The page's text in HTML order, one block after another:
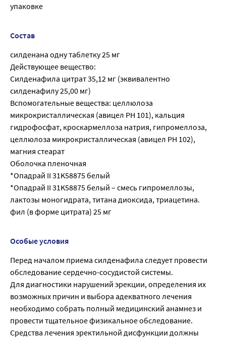
упаковке
Состав
силденана одну таблетку 25 мг
Действующее вещество:
Силденафила цитрат 35,12 мг (эквивалентно
силденафилу 25,00 мг)
Вспомогательные вещества: целлюлоза
микрокристаллическая (авицел РН 101), кальция
гидрофосфат, кроскармеллоза натрия, гипромеллоза,
целлюлоза микрокристаллическая (авицел РН 102),
магния стеарат
Оболочка пленочная
*Опадрай II 31K58875 белый
*Опадрай II 31K58875 белый – смесь гипромеллозы,
лактозы моногидрата, титана диоксида, триацетина.
фил (в форме цитрата) 25 мг
Особые условия
Перед началом приема силденафила следует провести
обследование сердечно-сосудистой системы.
Для диагностики нарушений эрекции, определения их
возможных причин и выбора адекватного лечения
необходимо собрать полный медицинский анамнез и
провести тщательное физикальное обследование.
Средства лечения эректильной дисфункции должны